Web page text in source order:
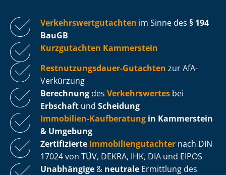
Ver­kehrs­wert­gut­ach­ten im Sinne des § 194
BauGB
Kurzgutachten Kammerstein
Rest­nut­zungs­dau­er-Gutachten zur AfA-
Verkürzung
Berechnung des Verkehrswertes bei
Erbschaft und Scheidung
Immobilien-Kaufberatung in Kammerstein
& Umgebung
Zertifizierte Im­mo­bi­li­en­gut­ach­ter nach DIN
17024 von TÜV, DEKRA, IHK, DIA und EIPOS
Unabhängige & neutrale Ermittlung des